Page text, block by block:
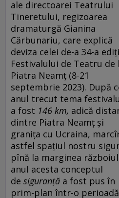
ale directoarei Teatrului
Tineretului, regizoarea
dramaturgă Gianina
Cărbunariu, care explică
deviza celei de-a 34-a
Festivalului de Teatru de
Piatra Neamț (8-21
septembrie 2023). După
anul trecut tema
a fost 146 km, adică
dintre Piatra Neamț și
granița cu Ucraina,
astfel spațiul nostru
pînă la marginea
anul acesta conceptul
de siguranță a fost pus în
prim-plan într-o